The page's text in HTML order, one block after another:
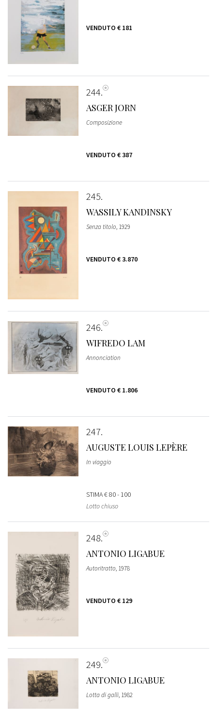
VENDUTO € 181
244
ASGER JORN
Composizione
VENDUTO € 387
245
WASSILY KANDINSKY
Senza titolo, 1929
VENDUTO € 3.870
246
WIFREDO LAM
Annonciation
VENDUTO € 1.806
247
AUGUSTE LOUIS LEPÈRE
In viaggio
STIMA€ 80 - 100
Lotto chiuso
248
ANTONIO LIGABUE
Autoritratto, 1978
VENDUTO € 129
249
ANTONIO LIGABUE
Lotta di galli, 1982